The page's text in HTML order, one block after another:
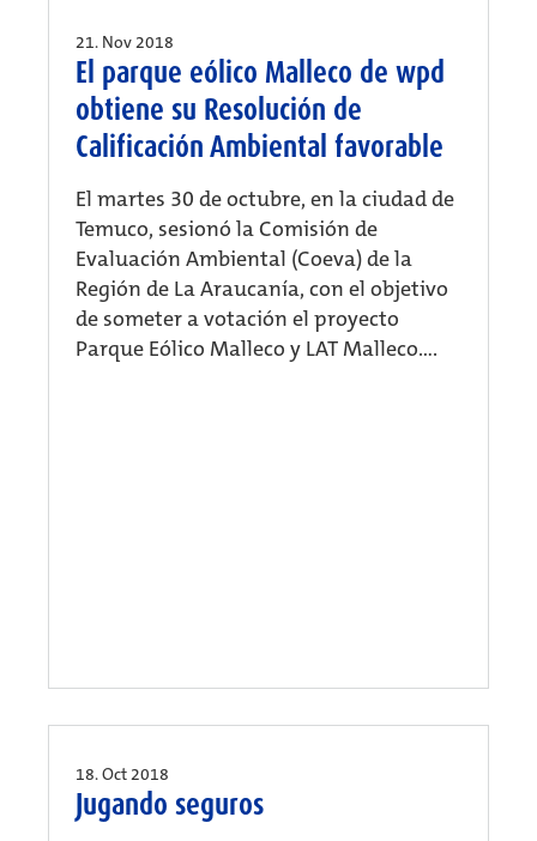
21. Nov 2018
El parque eólico Malleco de wpd
obtiene su Resolución de
Calificación Ambiental favorable
El martes 30 de octubre, en la ciudad de
Temuco, sesionó la Comisión de
Evaluación Ambiental (Coeva) de la
Región de La Araucanía, con el objetivo
de someter a votación el proyecto
Parque Eólico Malleco y LAT Malleco....
18. Oct 2018
Jugando seguros